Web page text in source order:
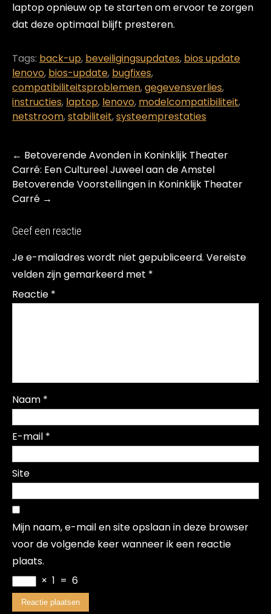
laptop opnieuw op te starten om ervoor te zorgen
dat deze optimaal blijft presteren.
Tags: back-up, beveiligingsupdates, bios update
lenovo, bios-update, bugfixes,
compatibiliteitsproblemen,gegevensverlies,
instructies, laptop, lenovo, modelcompatibiliteit,
netstroom,stabiliteit,systeemprestaties
Post
navigation
← Betoverende Avonden in Koninklijk Theater
Carré: Een Cultureel Juweel aan de Amstel
Betoverende Voorstellingen in Koninklijk Theater
Carré →
Geef een reactie
Je e-mailadres wordt niet gepubliceerd. Vereiste
velden zijn gemarkeerd met *
Reactie *
Naam *
E-mail *
Site
Mijn naam, e-mail en site opslaan in deze browser
voor de volgende keer wanneer ik een reactie
plaats.
× 1 = 6